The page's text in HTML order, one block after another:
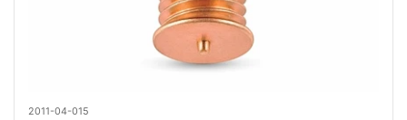
2011-04-015